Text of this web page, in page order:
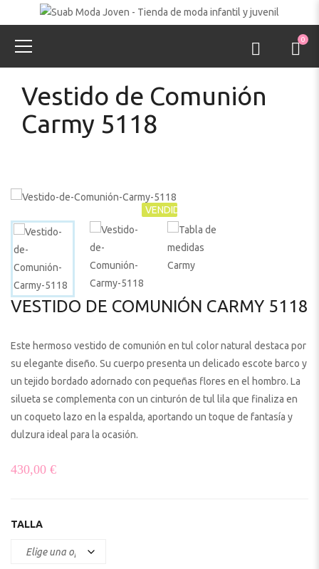
0
Vestido de Comunión
Carmy 5118
VENDIDO
VESTIDO DE COMUNIÓN CARMY 5118
Este hermoso vestido de comunión en tul color natural destaca por
su elegante diseño. Su cuerpo presenta un delicado escote barco y
un tejido bordado adornado con pequeñas flores en el hombro. La
silueta se complementa con un cinturón de tul lila que finaliza en
un coqueto lazo en la espalda, aportando un toque de fantasía y
dulzura ideal para la ocasión.
430,00 €
TALLA